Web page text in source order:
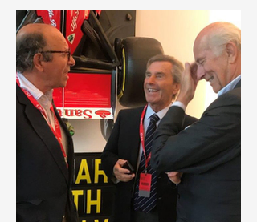
du Centre de design de Pininfarina et vice-
président de Ferrari), Lorenzo Ramaciotti
(ancien directeur général de Pininfarina
Studi e Ricerche), Adolfo Orsi (président
du jury du Concours d’élégance) et
Antoine Prunet (historien et auteur de
plusieurs livres très respectés sur la
marque), tous vus ici discutant de
modèles réduits de prototypes